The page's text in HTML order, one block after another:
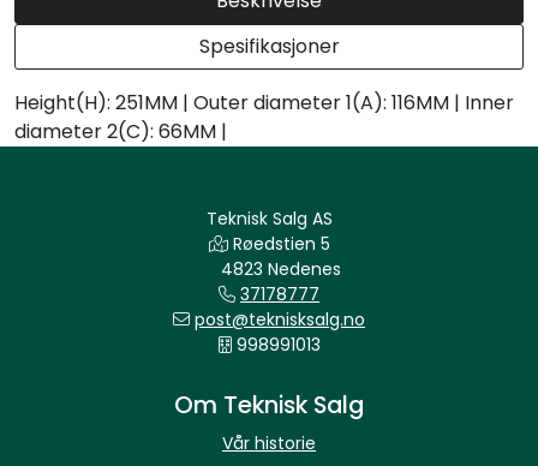
Spesifikasjoner
Height(H): 251MM | Outer diameter 1(A): 116MM | Inner
diameter 2(C): 66MM |
Teknisk Salg AS
Røedstien 5
4823 Nedenes
37178777
post@teknisksalg.no
998991013
Om Teknisk Salg
Vår historie